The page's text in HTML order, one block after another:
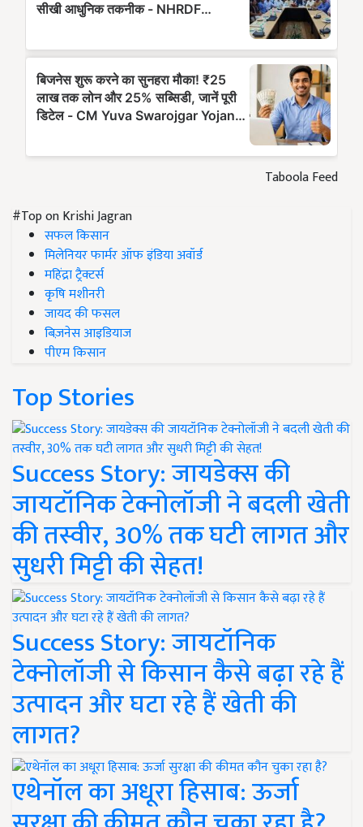
Taboola Feed
#Top on Krishi Jagran
सफल किसान
मिलेनियर फार्मर ऑफ इंडिया अवॉर्ड
महिंद्रा ट्रैक्टर्स
कृषि मशीनरी
जायद की फसल
बिज़नेस आइडियाज
पीएम किसान
Top Stories
Success Story: जायडेक्स की
जायटॉनिक टेक्नोलॉजी ने बदली खेती
की तस्वीर, 30% तक घटी लागत और
सुधरी मिट्टी की सेहत!
Success Story: जायटॉनिक
टेक्नोलॉजी से किसान कैसे बढ़ा रहे हैं
उत्पादन और घटा रहे हैं खेती की
लागत?
एथेनॉल का अधूरा हिसाब: ऊर्जा